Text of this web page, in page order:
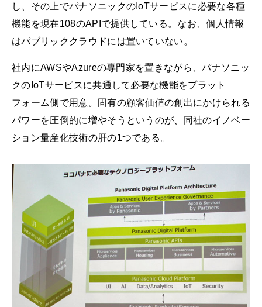
し、その上でパナソニックのIoTサービスに必要な各種
機能を現在108のAPIで提供している。なお、個人情報
はパブリッククラウドには置いていない。
社内にAWSやAzureの専門家を置きながら、パナソニッ
クのIoTサービスに共通して必要な機能をプラット
フォーム側で用意。固有の顧客価値の創出にかけられる
パワーを圧倒的に増やそうというのが、同社のイノベー
ション量産化技術の肝の1つである。